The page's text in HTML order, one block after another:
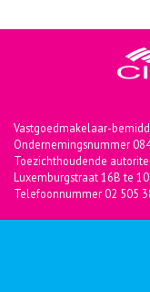
Vastgoedmakelaar-
Ondernemingsnummer
Toezichthoudende
Luxemburgstraat 16B te
Telefoonnummer 02 505